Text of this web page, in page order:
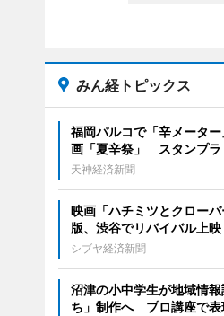
みん経トピックス
福岡パルコで「辛メータ
画「夏辛祭」 スタンプラ
天神経済新聞
映画「ハチミツとクロー
版、渋谷でリバイバル上映
シブヤ経済新聞
沼津の小中学生が地域情
ち」制作へ プロ講座で表